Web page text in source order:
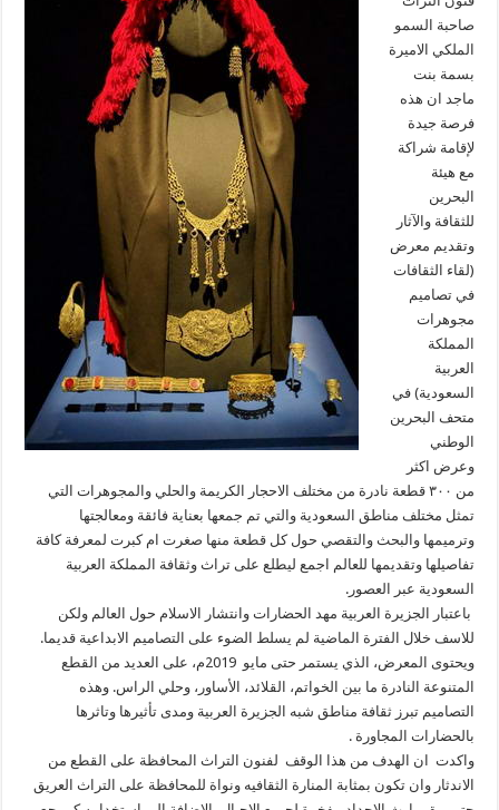
صاحبة السمو
الملكي الاميرة
بسمة بنت
ماجد ان هذه
فرصة جيدة
لإقامة شراكة
مع هيئة
البحرين
للثقافة والآثار
وتقديم معرض
(لقاء الثقافات
في تصاميم
مجوهرات
المملكة
العربية
السعودية) في
متحف البحرين
الوطني
وعرض اكثر
من ٣٠٠ قطعة نادرة من مختلف الاحجار الكريمة والحلي والمجوهرات التي
تمثل مختلف مناطق السعودية والتي تم جمعها بعناية فائقة ومعالجتها
وترميمها والبحث والتقصي حول كل قطعة منها صغرت ام كبرت لمعرفة كافة
تفاصيلها وتقديمها للعالم اجمع ليطلع على تراث وثقافة المملكة العربية
السعودية عبر العصور.
باعتبار الجزيرة العربية مهد الحضارات وانتشار الاسلام حول العالم ولكن
للاسف خلال الفترة الماضية لم يسلط الضوء على التصاميم الابداعية قديما.
ويحتوى المعرض، الذي يستمر حتى مايو 2019م، على العديد من القطع
المتنوعة النادرة ما بين الخواتم، القلائد، الأساور، وحلي الراس. وهذه
التصاميم تبرز ثقافة مناطق شبه الجزيرة العربية ومدى تأثيرها وتاثرها
بالحضارات المجاورة ‪.‬
واكدت ان الهدف من هذا الوقف لفنون التراث المحافظة على القطع من
الاندثار وان تكون بمثابة المنارة الثقافيه ونواة للمحافظة على التراث العريق